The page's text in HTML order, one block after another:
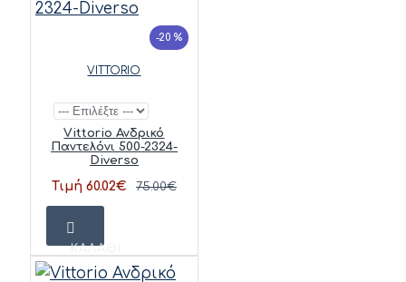
-20 %
VITTORIO
Vittorio Ανδρικό
Παντελόνι 500-2324-
Diverso
Τιμή 60.02€ 75.00€
ΚΑΛΆΘΙ